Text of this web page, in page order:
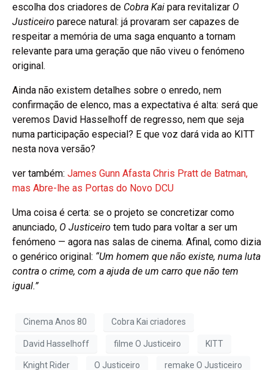
escolha dos criadores de Cobra Kai para revitalizar O
Justiceiro parece natural: já provaram ser capazes de
respeitar a memória de uma saga enquanto a tornam
relevante para uma geração que não viveu o fenómeno
original.
Ainda não existem detalhes sobre o enredo, nem
confirmação de elenco, mas a expectativa é alta: será que
veremos David Hasselhoff de regresso, nem que seja
numa participação especial? E que voz dará vida ao KITT
nesta nova versão?
ver também: James Gunn Afasta Chris Pratt de Batman,
mas Abre-lhe as Portas do Novo DCU
Uma coisa é certa: se o projeto se concretizar como
anunciado, O Justiceiro tem tudo para voltar a ser um
fenómeno — agora nas salas de cinema. Afinal, como dizia
o genérico original: “Um homem que não existe, numa luta
contra o crime, com a ajuda de um carro que não tem
igual.”
Cinema Anos 80 Cobra Kai criadores
David Hasselhoff filme O Justiceiro KITT
Knight Rider O Justiceiro remake O Justiceiro